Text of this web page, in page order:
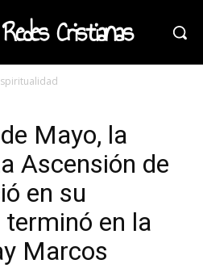
Redes Cristianas
Mayo, la
Ascensión de
en su
en la
Marcos